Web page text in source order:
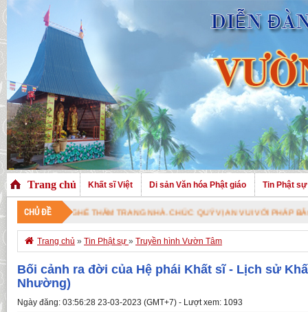
Trang chủ Khất sĩ Việt Di sản Văn hóa Phật giáo Tin Phật sự
CHỦ ĐỀ
VỊ ĐÃ GHÉ THĂM TRANG NHÀ. CHÚC QUÝ VỊ AN VUI VỚI PHÁP BẢO CAO
 Trang chủ » Tin Phật sự » Truyền hình Vườn Tâm
Bối cảnh ra đời của Hệ phái Khất sĩ - Lịch sử
Nhường)
Ngày đăng: 03:56:28 23-03-2023 (GMT+7) - Lượt xem: 1093